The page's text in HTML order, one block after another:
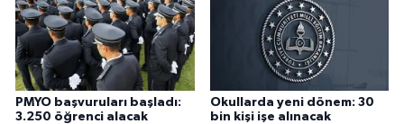
PMYO başvuruları başladı:
3.250 öğrenci alacak
Okullarda yeni dönem: 30
bin kişi işe alınacak